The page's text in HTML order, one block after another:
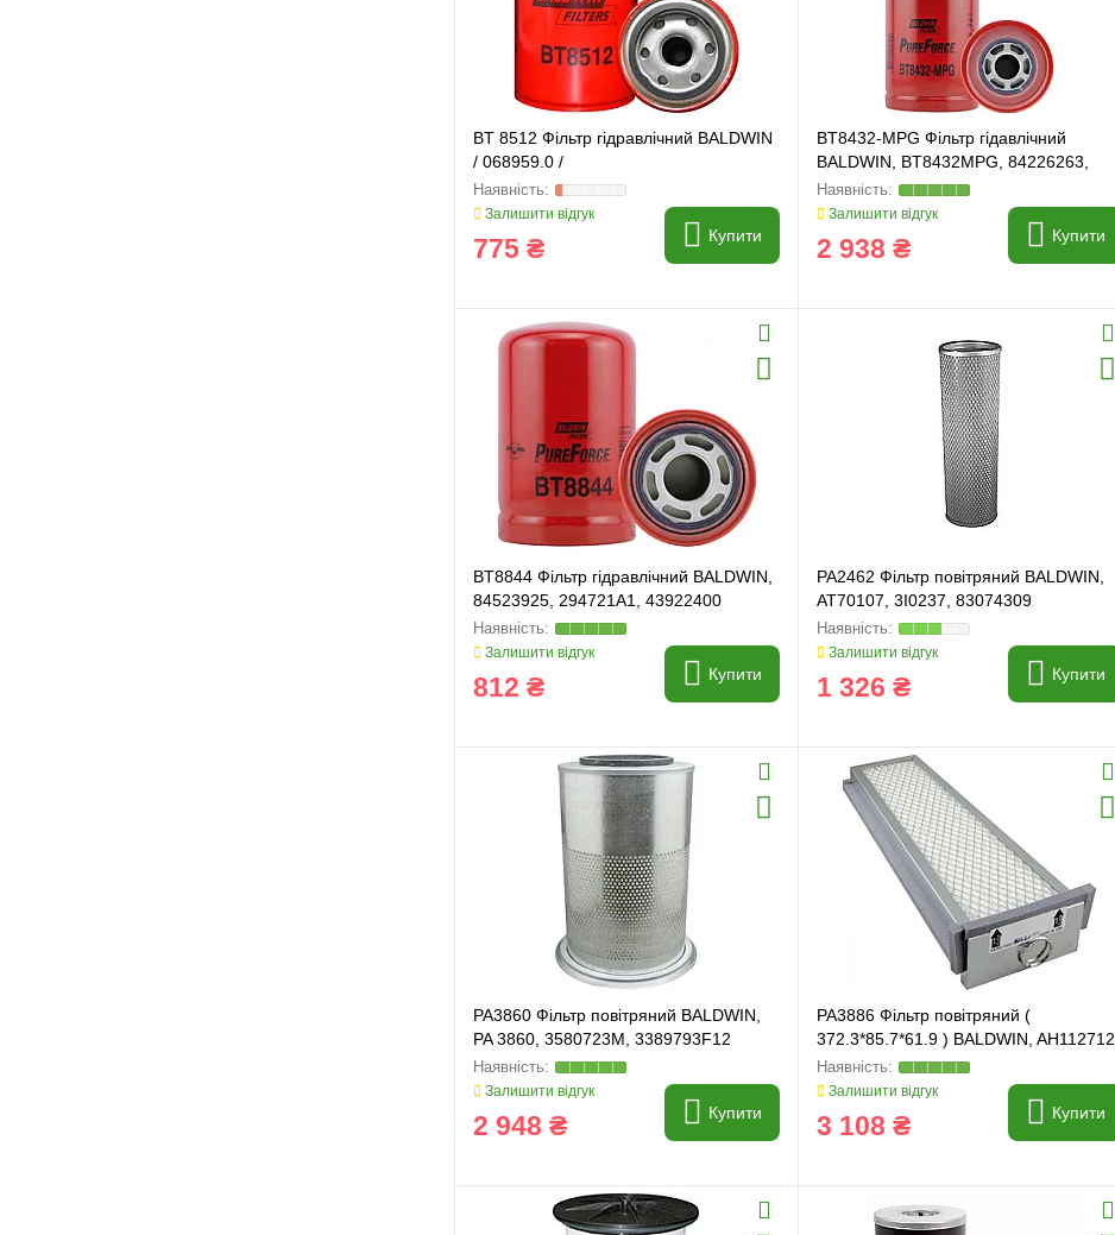
BT 8512 Фільтр гідравлічний BALDWIN
/ 068959.0 /
Залишити відгук
775 ₴ Купити
BT8432-MPG Фільтр гідавлічний
BALDWIN, BT8432MPG, 84226263,
AT129775, 86989733, YZ502378,
87404986
Залишити відгук
2 938 ₴ Купити
BT8844 Фільтр гідравлічний BALDWIN,
84523925, 294721A1, 43922400
Залишити відгук
812 ₴ Купити
PA2462 Фільтр повітряний BALDWIN,
AT70107, 3I0237, 83074309
Залишити відгук
1 326 ₴ Купити
PA3860 Фільтр повітряний BALDWIN,
PA 3860, 3580723M, 3389793F12
Залишити відгук
2 948 ₴ Купити
PA3886 Фільтр повітряний (
372.3*85.7*61.9 ) BALDWIN, AH112712,
AH115836, AG517937
Залишити відгук
3 108 ₴ Купити